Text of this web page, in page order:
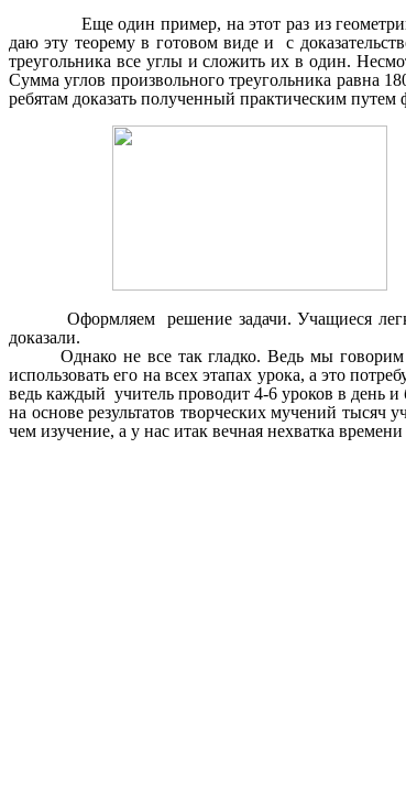
Еще один пример, на этот раз из
даю эту теорему в готовом виде и с
треугольника все углы и сложить их в один.
Сумма углов произвольного треугольника равна
ребятам доказать полученный практическим путем
Оформляем решение задачи. Учащиеся
доказали.
Однако не все так гладко. Ведь мы
использовать его на всех этапах урока, а это
ведь каждый учитель проводит 4-6 уроков в день и
на основе результатов творческих мучений
чем изучение, а у нас итак вечная нехватка